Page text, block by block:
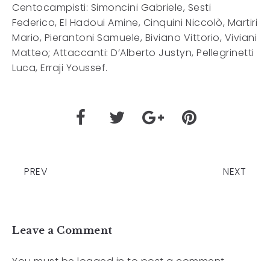
Centocampisti: Simoncini Gabriele, Sesti
Federico, El Hadoui Amine, Cinquini Niccolò, Martiri
Mario, Pierantoni Samuele, Biviano Vittorio, Viviani
Matteo; Attaccanti: D’Alberto Justyn, Pellegrinetti
Luca, Erraji Youssef.
PREV NEXT
Leave a Comment